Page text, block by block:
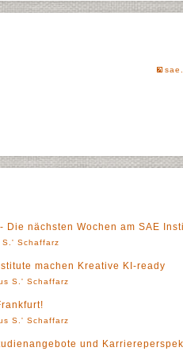
Die nächsten Wochen am SAE
S.' Schaffarz
machen Kreative KI-ready
S.' Schaffarz
S.' Schaffarz
und